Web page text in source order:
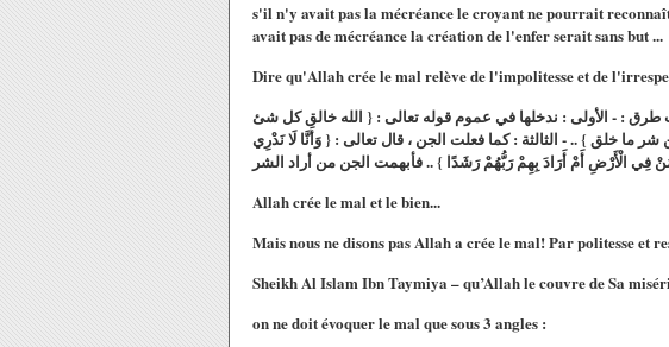
s'il n'y avait pas la mécréance le croyant ne pourrait
avait pas de mécréance la création de l'enfer serait sans but ...
Dire qu'Allah crée le mal relève de l'impolitesse et de
طرق : - الأولى : ندخلها في عموم قوله تعالى : { الله خالق كل شئ
خلق } .. - الثالثة : كما فعلت الجن ، قال تعالى : { وَأَنَّا لَا نَدْرِي
Allah crée le mal et le bien...
Mais nous ne disons pas Allah a crée le mal! Par politesse et
Sheikh Al Islam Ibn Taymiya – qu’Allah le couvre de Sa
on ne doit évoquer le mal que sous 3 angles :